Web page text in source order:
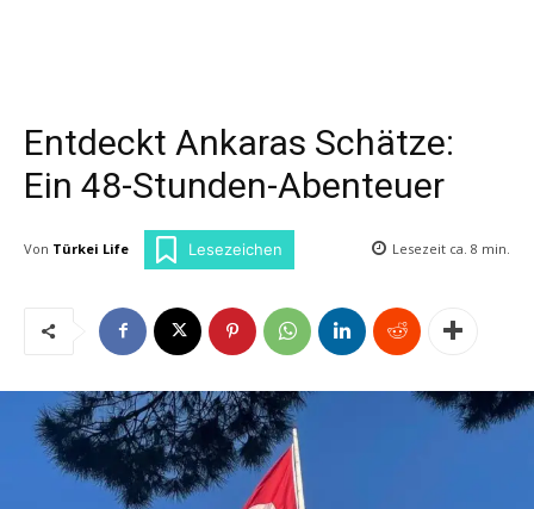
Entdeckt Ankaras Schätze:
Ein 48-Stunden-Abenteuer
Von Türkei Life Lesezeichen Lesezeit ca. 8 min.